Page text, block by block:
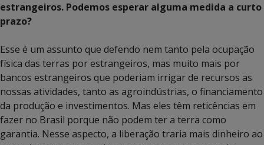
estrangeiros. Podemos esperar alguma medida a curto
prazo?
Esse é um assunto que defendo nem tanto pela ocupação
física das terras por estrangeiros, mas muito mais por
bancos estrangeiros que poderiam irrigar de recursos as
nossas atividades, tanto as agroindústrias, o financiamento
da produção e investimentos. Mas eles têm reticências em
fazer no Brasil porque não podem ter a terra como
garantia. Nesse aspecto, a liberação traria mais dinheiro ao